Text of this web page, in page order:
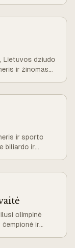
Lietuvos dziudo
ir žinomas
ir sporto
biliardo ir
olimpinė
čempionė ir